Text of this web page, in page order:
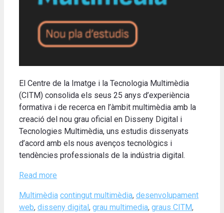
El Centre de la Imatge i la Tecnologia Multimèdia
(CITM) consolida els seus 25 anys d’experiència
formativa i de recerca en l’àmbit multimèdia amb la
creació del nou grau oficial en Disseny Digital i
Tecnologies Multimèdia, uns estudis dissenyats
d’acord amb els nous avenços tecnològics i
tendències professionals de la indústria digital.
Read more
Categories
Multimèdia Tags
contingut multimèdia, desenvolupament
web, disseny digital, grau multimedia, graus CITM,